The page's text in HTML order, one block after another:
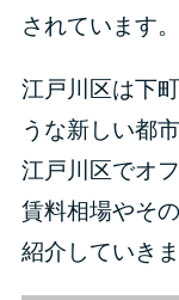
されています。
江戸川区は下
うな新しい都
江戸川区でオ
賃料相場やそ
紹介していきま